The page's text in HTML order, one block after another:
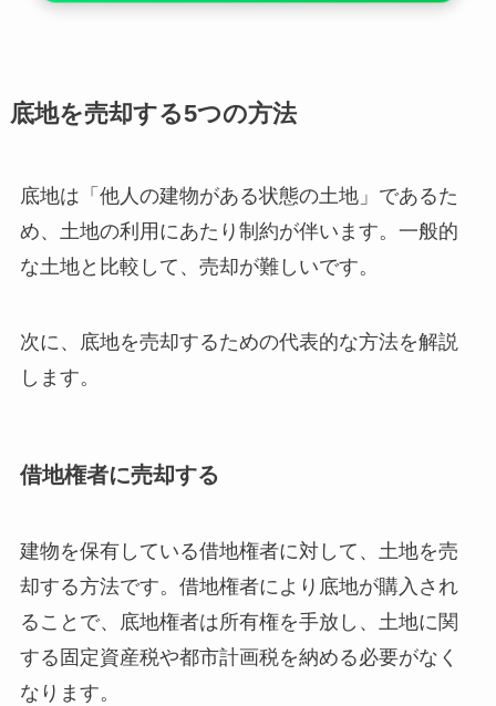
底地を売却する5つの方法
底地は「他人の建物がある状態の土地」であるた
め、土地の利用にあたり制約が伴います。一般的
な土地と比較して、売却が難しいです。
次に、底地を売却するための代表的な方法を解説
します。
借地権者に売却する
建物を保有している借地権者に対して、土地を売
却する方法です。借地権者により底地が購入され
ることで、底地権者は所有権を手放し、土地に関
する固定資産税や都市計画税を納める必要がなく
なります。